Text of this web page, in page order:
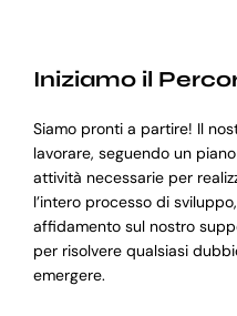
Iniziamo il
Siamo pronti a partire! Il
lavorare, seguendo un
attività necessarie per
l’intero processo di
affidamento sul nostro
per risolvere qualsiasi
emergere.